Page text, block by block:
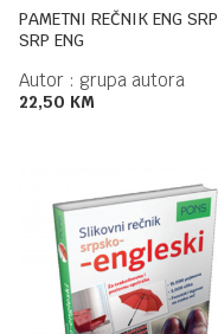
PAMETNI REČNIK ENG SRP
SRP ENG
Autor : grupa autora
22,50 KM